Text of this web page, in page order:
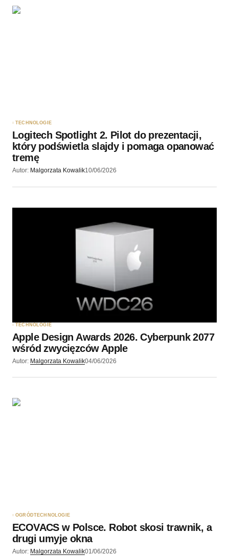
TECHNOLOGIE
Logitech Spotlight 2. Pilot do prezentacji,
który podświetla slajdy i pomaga opanować
tremę
Autor: Malgorzata Kowalik10/06/2026
TECHNOLOGIE
Apple Design Awards 2026. Cyberpunk 2077
wśród zwycięzców Apple
Autor: Malgorzata Kowalik04/06/2026
OGRÓDTECHNOLOGIE
ECOVACS w Polsce. Robot skosi trawnik, a
drugi umyje okna
Autor: Malgorzata Kowalik01/06/2026